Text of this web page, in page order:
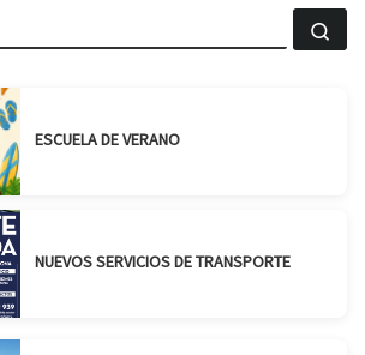
ESCUELA DE VERANO
NUEVOS SERVICIOS DE TRANSPORTE